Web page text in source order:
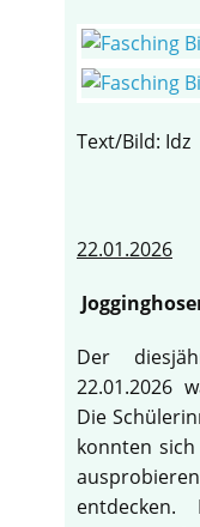
Text/Bild: Idz
22.01.2026
Der
22.01.2026
Die
konnten
entdecken.